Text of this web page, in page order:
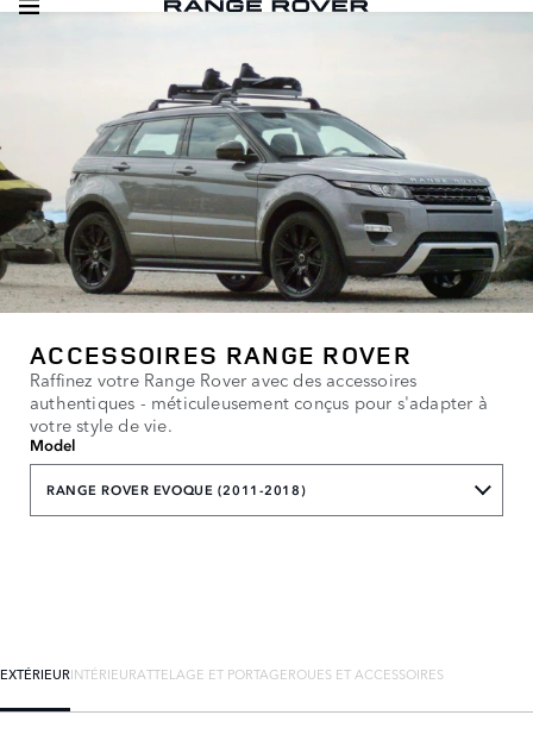
ACCESSOIRES RANGE ROVER
Raffinez votre Range Rover avec des accessoires
authentiques - méticuleusement conçus pour s'adapter à
votre style de vie.
Model
RANGE ROVER EVOQUE (2011-2018)
EXTÉRIEURINTÉRIEURATTELAGE ET PORTAGEROUES ET ACCESSOIRES